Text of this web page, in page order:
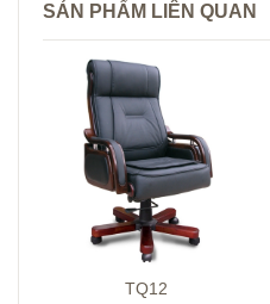
SẢN PHẨM LIÊN QUAN
TQ12